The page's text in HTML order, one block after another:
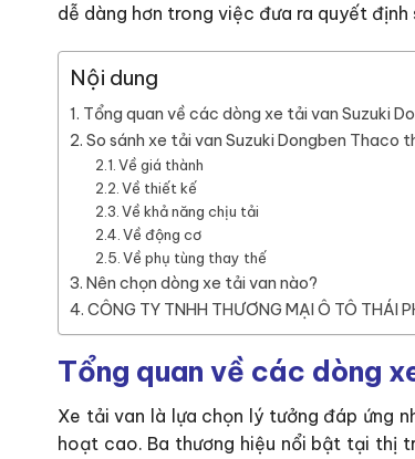
dễ dàng hơn trong việc đưa ra quyết
Nội dung
Tổng quan về các dòng xe tải van Suzuki
So sánh xe tải van Suzuki Dongben Thaco
Về giá thành
Về thiết kế
Về khả năng chịu tải
Về động cơ
Về phụ tùng thay thế
Nên chọn dòng xe tải van nào?
CÔNG TY TNHH THƯƠNG MẠI Ô TÔ THÁI
Tổng quan về các dòng
Xe tải van là lựa chọn lý tưởng đáp ứng
hoạt cao. Ba thương hiệu nổi bật tại thị